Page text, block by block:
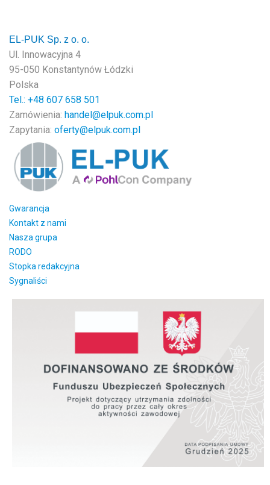
EL-PUK Sp. z o. o.
Ul. Innowacyjna 4
95-050 Konstantynów Łódzki
Polska
Tel.: +48 607 658 501
Zamówienia: handel@elpuk.com.pl
Zapytania: oferty@elpuk.com.pl
Gwarancja
Kontakt z nami
Nasza grupa
RODO
Stopka redakcyjna
Sygnaliści